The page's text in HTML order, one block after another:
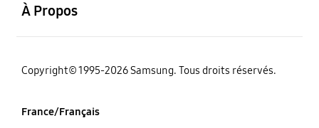
À Propos
‌Copyright© 1995-2026 Samsung. Tous droits réservés.
France/Français